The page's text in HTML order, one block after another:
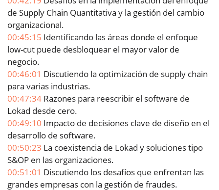
de Supply Chain Quantitativa y la gestión del cambio
organizacional.
00:45:15 Identificando las áreas donde el enfoque
low-cut puede desbloquear el mayor valor de
negocio.
00:46:01 Discutiendo la optimización de supply chain
para varias industrias.
00:47:34 Razones para reescribir el software de
Lokad desde cero.
00:49:10 Impacto de decisiones clave de diseño en el
desarrollo de software.
00:50:23 La coexistencia de Lokad y soluciones tipo
S&OP en las organizaciones.
00:51:01 Discutiendo los desafíos que enfrentan las
grandes empresas con la gestión de fraudes.